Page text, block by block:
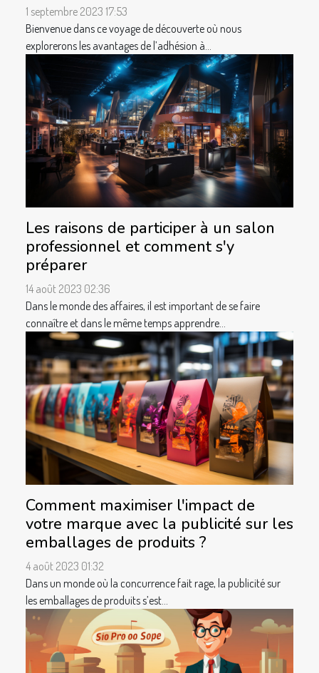
1 septembre 2023 17:53
Bienvenue dans ce voyage de découverte où nous
explorerons les avantages de l’adhésion à...
Les raisons de participer à un salon
professionnel et comment s'y
préparer
14 août 2023 02:36
Dans le monde des affaires, il est important de se faire
connaître et dans le même temps apprendre...
Comment maximiser l'impact de
votre marque avec la publicité sur les
emballages de produits ?
4 août 2023 01:32
Dans un monde où la concurrence fait rage, la publicité sur
les emballages de produits s’est...